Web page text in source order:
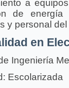
a
de
y personal
en
Ingeniería
Escolarizada